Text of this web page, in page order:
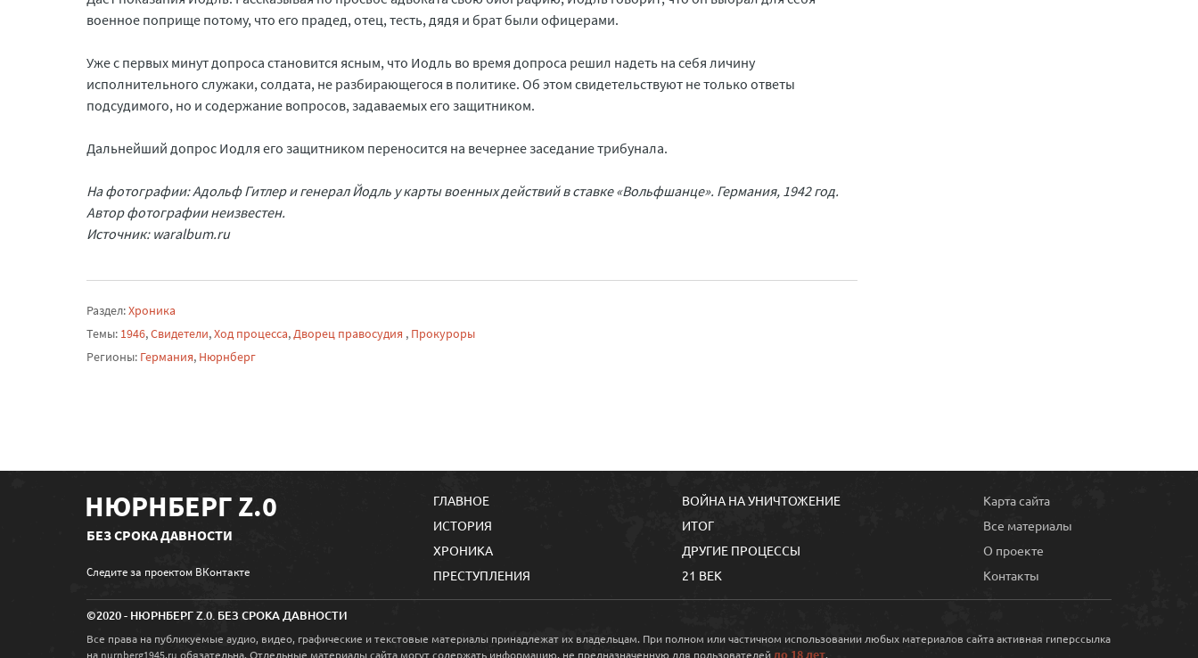
военное поприще потому, что его прадед, отец, тесть, дядя и брат были офицерами.
Уже с первых минут допроса становится ясным, что Иодль во время допроса решил надеть на себя личину
исполнительного служаки, солдата, не разбирающегося в политике. Об этом свидетельствуют не только ответы
подсудимого, но и содержание вопросов, задаваемых его защитником.
Дальнейший допрос Иодля его защитником переносится на вечернее заседание трибунала.
На фотографии: Адольф Гитлер и генерал Йодль у карты военных действий в ставке «Вольфшанце». Германия, 1942 год.
Автор фотографии неизвестен.
Источник: waralbum.ru
Раздел:Хроника
Темы: 1946,Свидетели,Ход процесса,Дворец правосудия , Прокуроры
Регионы: Германия, Нюрнберг
НЮРНБЕРГ Z.0
БЕЗ СРОКА ДАВНОСТИ
Следите за проектом ВКонтакте
ГЛАВНОЕ
ИСТОРИЯ
ХРОНИКА
ПРЕСТУПЛЕНИЯ
ВОЙНА НА УНИЧТОЖЕНИЕ
ИТОГ
ДРУГИЕ ПРОЦЕССЫ
21 ВЕК
Карта сайта
Все материалы
О проекте
Контакты
©2020 - НЮРНБЕРГ Z.0. БЕЗ СРОКА ДАВНОСТИ
Все права на публикуемые аудио, видео, графические и текстовые материалы принадлежат их владельцам. При полном или частичном использовании любых материалов сайта активная гиперссылка
на nurnberg1945.ru обязательна. Отдельные материалы сайта могут содержать информацию, не предназначенную для пользователей до 18 лет.